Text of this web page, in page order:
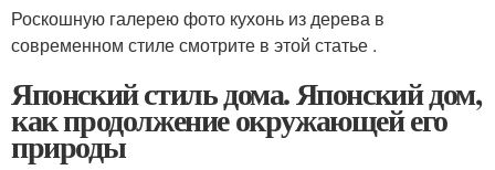
Роскошную галерею фото кухонь из дерева в
современном стиле смотрите в этой статье .
Японский стиль дома. Японский дом,
как продолжение окружающей его
природы